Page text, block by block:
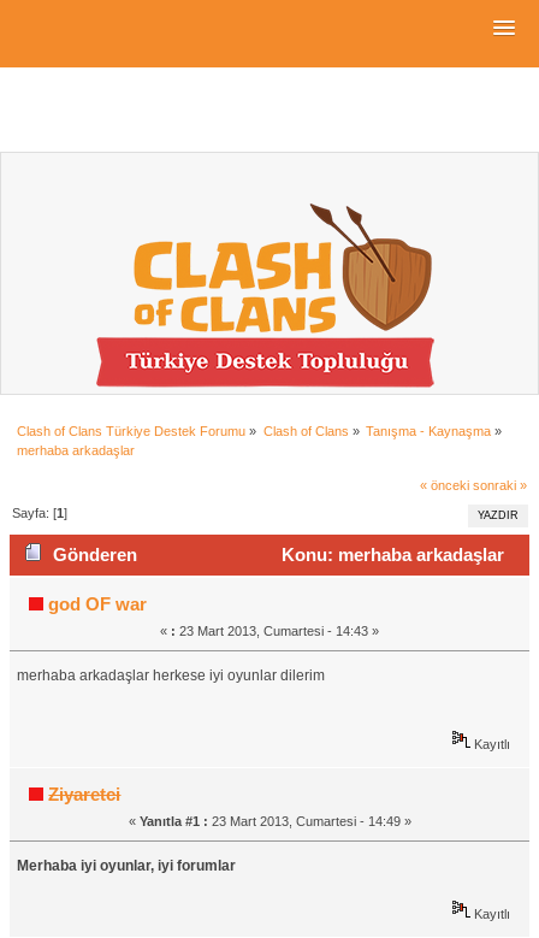
Clash of Clans Türkiye Destek Forumu » Clash of Clans » Tanışma - Kaynaşma»
merhaba arkadaşlar
« önceki sonraki »
YAZDIR
Sayfa: [1]
Gönderen
Konu: merhaba arkadaşlar
(Okunma sayısı 1317 defa)
god OF war
« : 23 Mart 2013, Cumartesi - 14:43 »
merhaba arkadaşlar herkese iyi oyunlar dilerim
Kayıtlı
Ziyaretci
« Yanıtla #1 : 23 Mart 2013, Cumartesi - 14:49 »
Merhaba iyi oyunlar, iyi forumlar
Kayıtlı